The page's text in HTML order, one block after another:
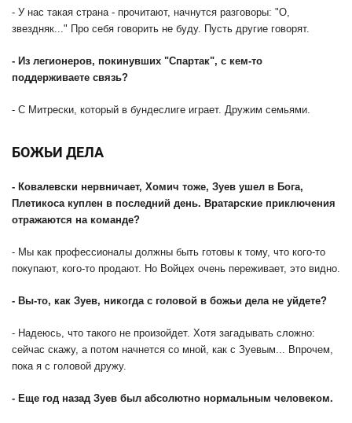
- У нас такая страна - прочитают, начнутся разговоры: "О,
звездняк..." Про себя говорить не буду. Пусть другие говорят.
- Из легионеров, покинувших "Спартак", с кем-то
поддерживаете связь?
- С Митрески, который в бундеслиге играет. Дружим семьями.
БОЖЬИ ДЕЛА
- Ковалевски нервничает, Хомич тоже, Зуев ушел в Бога,
Плетикоса куплен в последний день. Вратарские приключения
отражаются на команде?
- Мы как профессионалы должны быть готовы к тому, что кого-то
покупают, кого-то продают. Но Войцех очень переживает, это видно.
- Вы-то, как Зуев, никогда с головой в божьи дела не уйдете?
- Надеюсь, что такого не произойдет. Хотя загадывать сложно:
сейчас скажу, а потом начнется со мной, как с Зуевым... Впрочем,
пока я с головой дружу.
- Еще год назад Зуев был абсолютно нормальным человеком.